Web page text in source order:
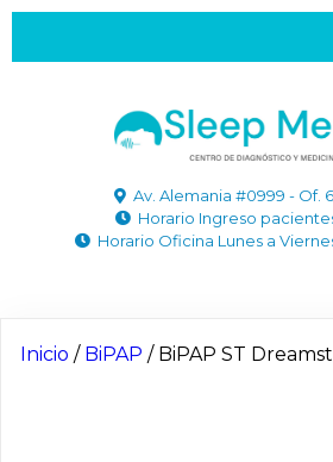
Av. Alemania #0999 - Of.
Horario Ingreso
Horario Oficina Lunes a
Inicio / BiPAP / BiPAP ST